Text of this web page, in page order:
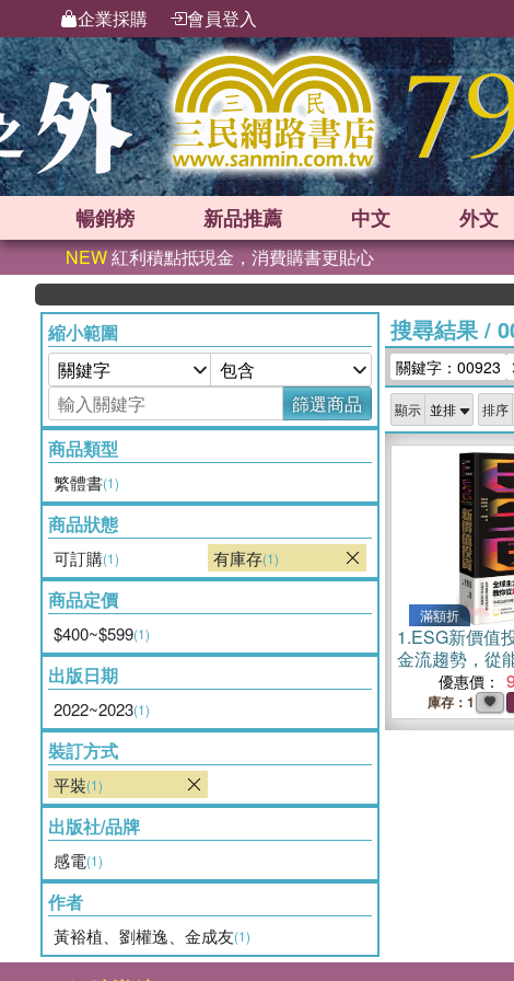
企業採購 會員登入
暢銷榜 新品推薦 中文 外文
NEW紅利積點抵現金，消費購書更貼心
縮小範圍
篩選商品
商品類型
繁體書(1)
商品狀態
可訂購(1) 有庫存(1)
商品定價
$400~$599(1)
出版日期
2022~2023(1)
裝訂方式
平裝(1)
出版社/品牌
感電(1)
作者
黃裕植、劉權逸、金成友(1)
搜尋結果/
關鍵字：00923
顯示 排序
滿額折
1.ESG新價值
金流趨勢，從
動車，散戶穩
優惠價： 9
庫存：1